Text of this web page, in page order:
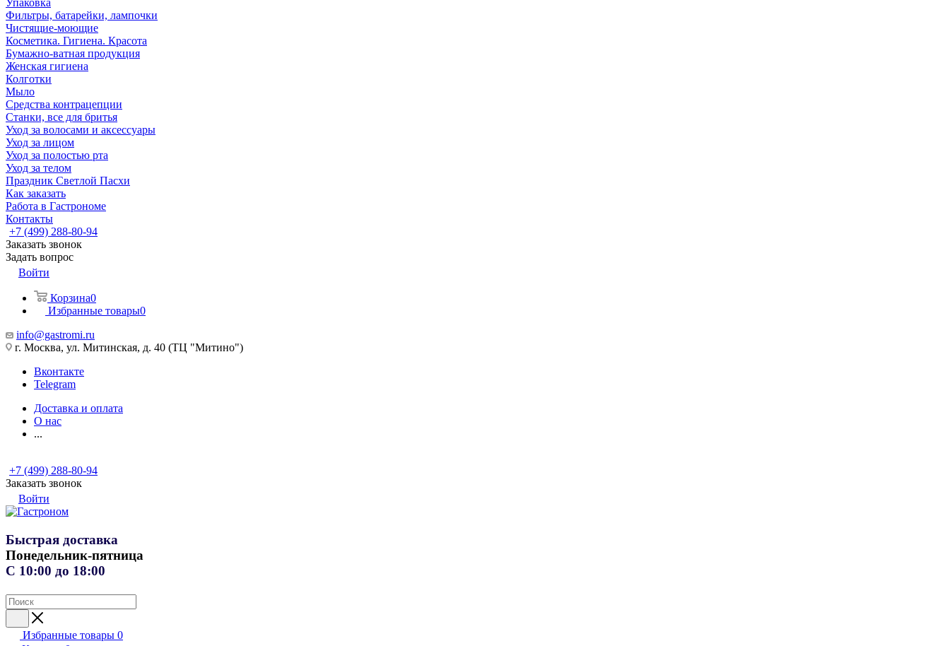
Упаковка
Фильтры, батарейки, лампочки
Чистящие-моющие
Косметика. Гигиена. Красота
Бумажно-ватная продукция
Женская гигиена
Колготки
Мыло
Средства контрацепции
Станки, все для бритья
Уход за волосами и аксессуары
Уход за лицом
Уход за полостью рта
Уход за телом
Праздник Светлой Пасхи
Как заказать
Работа в Гастрономе
Контакты
+7 (499) 288-80-94
Заказать звонок
Задать вопрос
Войти
Корзина0
Избранные товары0
info@gastromi.ru
г. Москва, ул. Митинская, д. 40 (ТЦ "Митино")
Вконтакте
Telegram
Доставка и оплата
О нас
...
+7 (499) 288-80-94
Заказать звонок
Войти
Быстрая доставка
Понедельник-пятница
С 10:00 до 18:00
Избранные товары 0